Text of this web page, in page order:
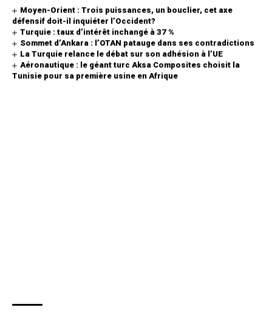
Moyen-Orient : Trois puissances, un bouclier, cet axe
défensif doit-il inquiéter l’Occident?
Turquie : taux d’intérêt inchangé à 37 %
Sommet d’Ankara : l’OTAN patauge dans ses contradictions
La Turquie relance le débat sur son adhésion à l’UE
Aéronautique : le géant turc Aksa Composites choisit la
Tunisie pour sa première usine en Afrique